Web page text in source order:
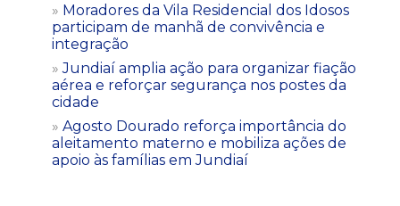
Moradores da Vila Residencial dos Idosos
participam de manhã de convivência e
integração
Jundiaí amplia ação para organizar fiação
aérea e reforçar segurança nos postes da
cidade
Agosto Dourado reforça importância do
aleitamento materno e mobiliza ações de
apoio às famílias em Jundiaí